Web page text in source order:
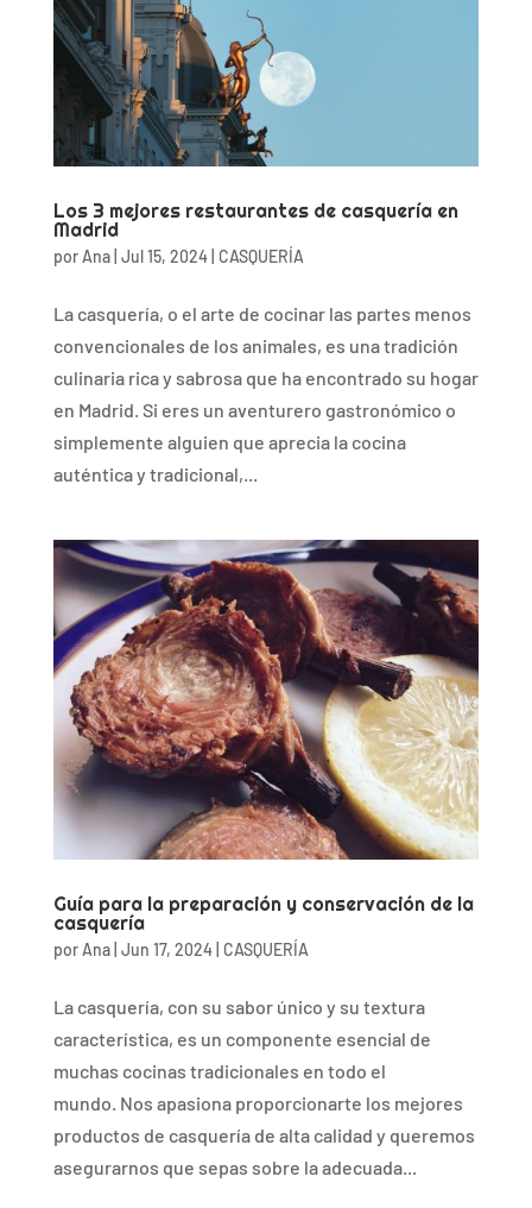
Los 3 mejores restaurantes de casquería en
Madrid
porAna| Jul 15, 2024| CASQUERÍA
La casquería, o el arte de cocinar las partes menos
convencionales de los animales, es una tradición
culinaria rica y sabrosa que ha encontrado su hogar
en Madrid. Si eres un aventurero gastronómico o
simplemente alguien que aprecia la cocina
auténtica y tradicional,...
Guía para la preparación y conservación de la
casquería
porAna| Jun 17, 2024| CASQUERÍA
La casquería, con su sabor único y su textura
característica, es un componente esencial de
muchas cocinas tradicionales en todo el
mundo. Nos apasiona proporcionarte los mejores
productos de casquería de alta calidad y queremos
asegurarnos que sepas sobre la adecuada...